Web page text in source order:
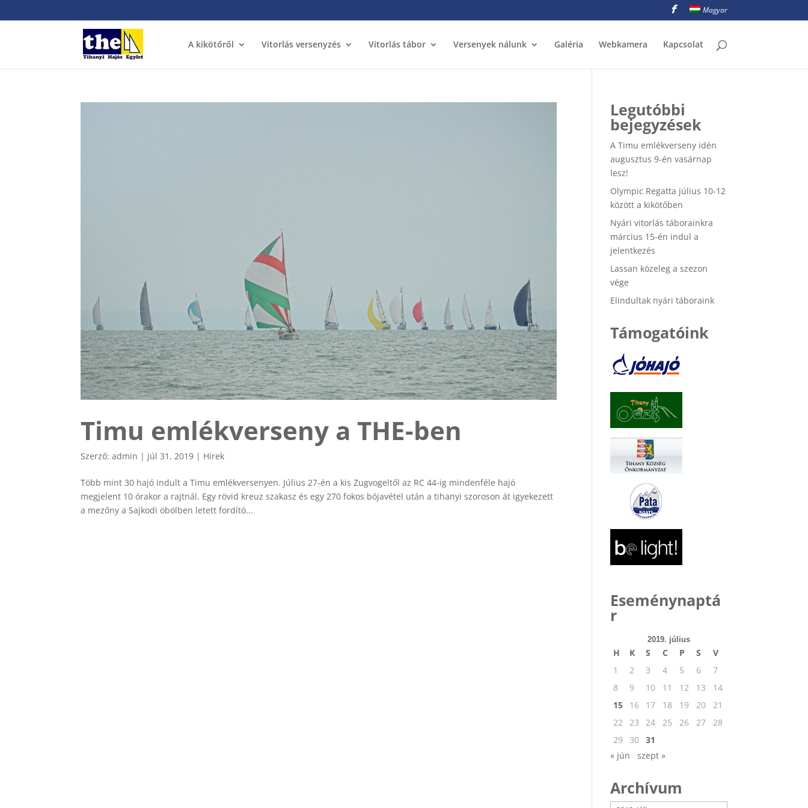
Magyar
A kikötőről Vitorlás versenyzés Vitorlás tábor Versenyek nálunk Galéria Webkamera Kapcsolat
Timu emlékverseny a THE-ben
Szerző:admin | júl 31, 2019 | Hírek
Több mint 30 hajó indult a Timu emlékversenyen. Július 27-én a kis Zugvogeltől az RC 44-ig mindenféle hajó
megjelent 10 órakor a rajtnál. Egy rövid kreuz szakasz és egy 270 fokos bójavétel után a tihanyi szoroson át igyekezett
a mezőny a Sajkodi öbölben letett fordító...
Legutóbbi
bejegyzések
A Timu emlékverseny idén
augusztus 9-én vasárnap
lesz!
Olympic Regatta július 10-12
között a kikötőben
Nyári vitorlás táborainkra
március 15-én indul a
jelentkezés
Lassan közeleg a szezon
vége
Elindultak nyári táboraink
Támogatóink
Eseménynaptá
r
2019. július
H K S C P S
V
1
2 3 4 5 6
7
8
9 10 11 12 13
14
15
16 17 18 19 20
21
22
23 24 25 26 27
28
29
30 31
« jún
szept »
Archívum